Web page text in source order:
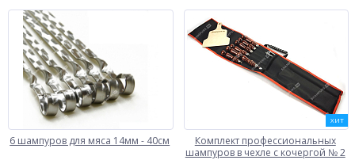
6 шампуров для мяса 14мм - 40см
ХИТ
Комплект профессиональных
шампуров в чехле с кочергой № 2